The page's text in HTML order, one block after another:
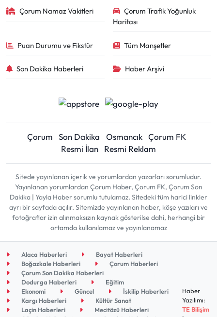
Çorum Namaz Vakitleri
Çorum Trafik Yoğunluk
Haritası
Puan Durumu ve Fikstür Tüm Manşetler
Son Dakika Haberleri Haber Arşivi
Çorum Son Dakika Osmancık Çorum FK
Resmi İlan
Resmi Reklam
Sitede yayınlanan içerik ve yorumlardan yazarları sorumludur.
Yayınlanan yorumlardan Çorum Haber, Çorum FK, Çorum Son
Dakika | Yayla Haber sorumlu tutulamaz. Sitedeki tüm harici linkler
ayrı bir sayfada açılır. Sitemizde yayınlanan haber, köşe yazıları ve
fotoğraflar izin alınmaksızın kaynak gösterilse dahi, herhangi bir
ortamda kullanılamaz ve yayınlanamaz
Alaca Haberleri
Bayat Haberleri
Boğazkale Haberleri
Çorum Haberleri
Çorum Son Dakika Haberleri
Dodurga Haberleri
Eğitim
Ekonomi
Güncel
İskilip Haberleri
Kargı Haberleri
Kültür Sanat
Laçin Haberleri
Mecitözü Haberleri
Haber
Yazılımı:
TE Bilişim